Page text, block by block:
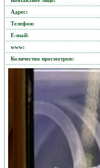
Адрес:
Телефон:
Е-mail:
www:
Количество просмотров: